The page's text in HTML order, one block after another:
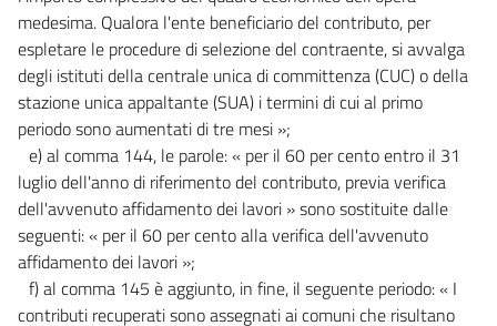
medesima. Qualora l'ente beneficiario del contributo, per
espletare le procedure di selezione del contraente, si avvalga
degli istituti della centrale unica di committenza (CUC) o della
stazione unica appaltante (SUA) i termini di cui al primo
periodo sono aumentati di tre mesi »;
e) al comma 144, le parole: « per il 60 per cento entro il 31
luglio dell'anno di riferimento del contributo, previa verifica
dell'avvenuto affidamento dei lavori » sono sostituite dalle
seguenti: « per il 60 per cento alla verifica dell'avvenuto
affidamento dei lavori »;
f) al comma 145 è aggiunto, in fine, il seguente periodo: « I
contributi recuperati sono assegnati ai comuni che risultano